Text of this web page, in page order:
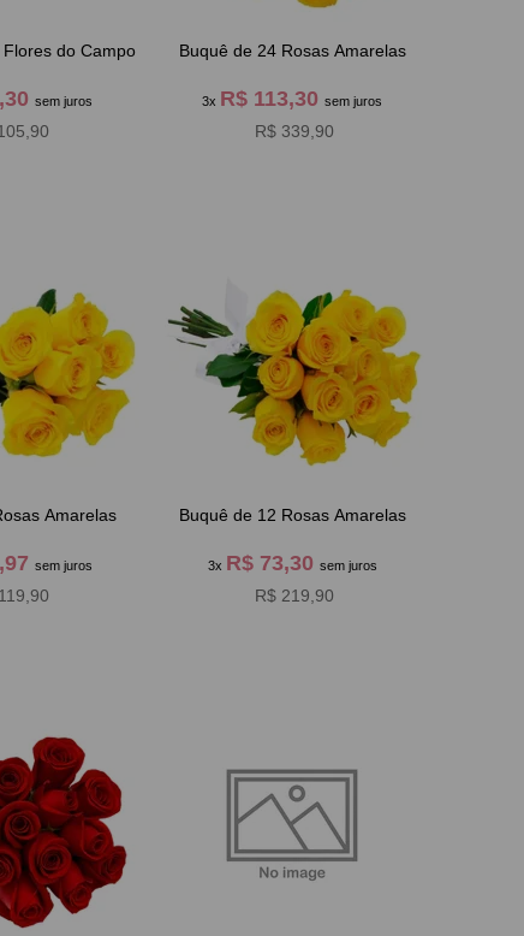
do Campo
sem juros
Buquê de 24 Rosas Amarelas
3x R$ 113,30sem juros
R$ 339,90
Amarelas
sem juros
Buquê de 12 Rosas Amarelas
3x R$ 73,30 sem juros
R$ 219,90